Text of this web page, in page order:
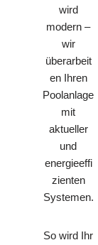
wird
modern –
wir
überarbeit
en Ihren
Poolanlage
mit
aktueller
und
energieeffi
zienten
Systemen.
So wird Ihr